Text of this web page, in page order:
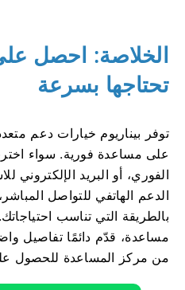
الخلاصة: احصل
تحتاجها بسرعة
توفر بيناريوم خيارات دعم
على مساعدة فورية. سواء
الفوري، أو البريد الإلكتروني
الدعم الهاتفي للتواصل
بالطريقة التي تناسب
مساعدة، قدّم دائمًا تفاصيل
من مركز المساعدة للحصول